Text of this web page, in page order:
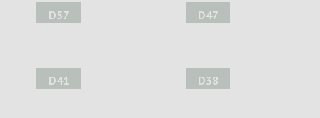
D57 D47
D41 D38